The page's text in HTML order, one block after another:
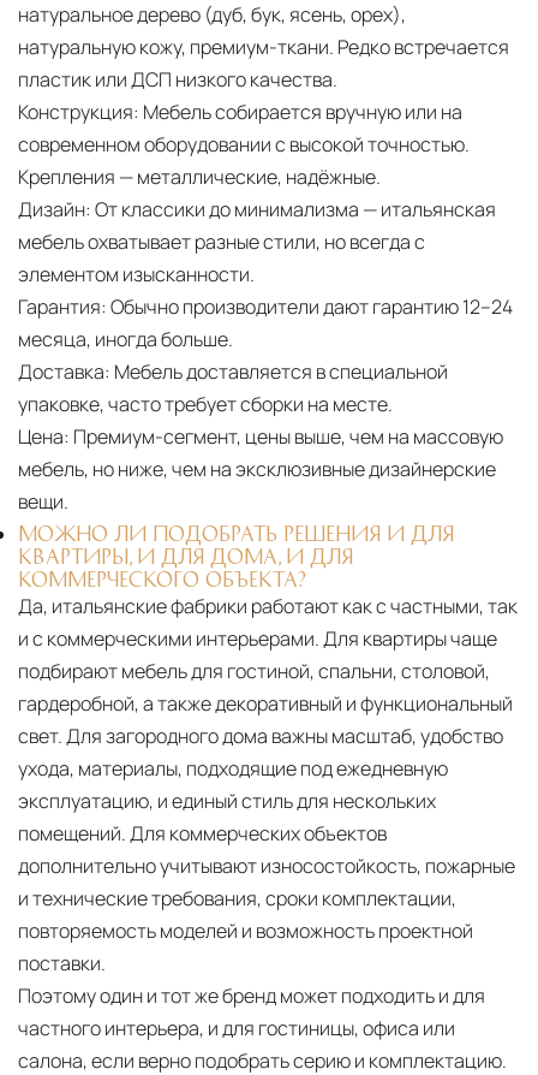
натуральное дерево (дуб, бук, ясень, орех),
натуральную кожу, премиум-ткани. Редко встречается
пластик или ДСП низкого качества.
Конструкция: Мебель собирается вручную или на
современном оборудовании с высокой точностью.
Крепления — металлические, надёжные.
Дизайн: От классики до минимализма — итальянская
мебель охватывает разные стили, но всегда с
элементом изысканности.
Гарантия: Обычно производители дают гарантию 12–24
месяца, иногда больше.
Доставка: Мебель доставляется в специальной
упаковке, часто требует сборки на месте.
Цена: Премиум-сегмент, цены выше, чем на массовую
мебель, но ниже, чем на эксклюзивные дизайнерские
вещи.
МОЖНО ЛИ ПОДОБРАТЬ РЕШЕНИЯ И ДЛЯ
КВАРТИРЫ, И ДЛЯ ДОМА, И ДЛЯ
КОММЕРЧЕСКОГО ОБЪЕКТА?
Да, итальянские фабрики работают как с частными, так
и с коммерческими интерьерами. Для квартиры чаще
подбирают мебель для гостиной, спальни, столовой,
гардеробной, а также декоративный и функциональный
свет. Для загородного дома важны масштаб, удобство
ухода, материалы, подходящие под ежедневную
эксплуатацию, и единый стиль для нескольких
помещений. Для коммерческих объектов
дополнительно учитывают износостойкость, пожарные
и технические требования, сроки комплектации,
повторяемость моделей и возможность проектной
поставки.
Поэтому один и тот же бренд может подходить и для
частного интерьера, и для гостиницы, офиса или
салона, если верно подобрать серию и комплектацию.